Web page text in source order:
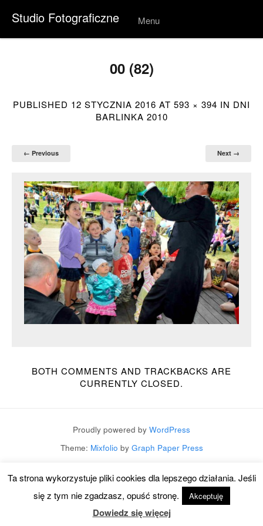
Studio Fotograficzne Menu
Skip to
00 (82)
PUBLISHED 12 STYCZNIA 2016 AT 593 × 394 IN DNI
BARLINKA 2010
← Previous Next →
BOTH COMMENTS AND TRACKBACKS ARE
CURRENTLY CLOSED.
Proudly powered by WordPress
Theme: Mixfolio by Graph Paper Press
Ta strona wykorzystuje pliki cookies dla lepszego działania. Jeśli
się z tym nie zgadzasz, opuść stronę.
Akceptuję
Dowiedz się więcej